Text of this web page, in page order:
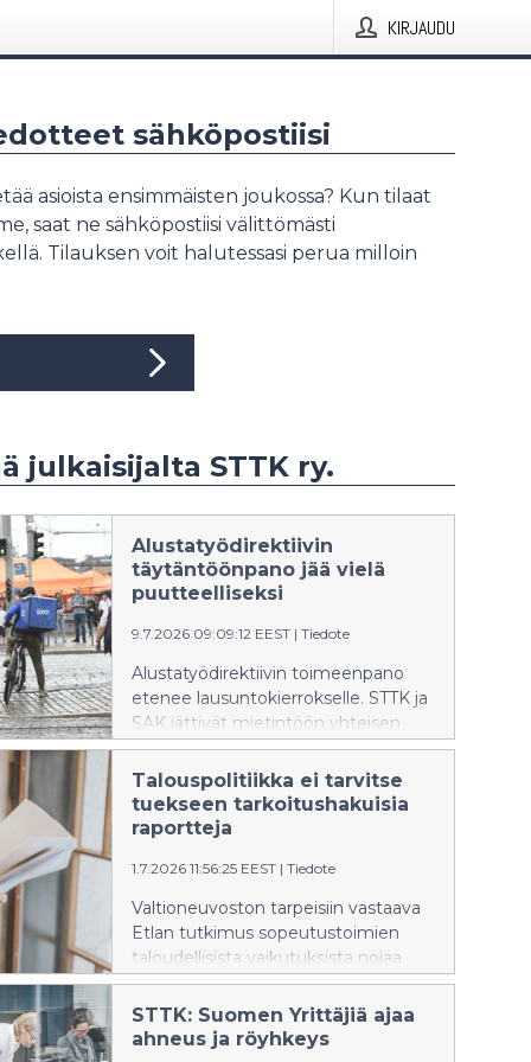
KIRJAUDU
sähköpostiisi
asioista ensimmäisten joukossa? Kun tilaat
saat ne sähköpostiisi välittömästi
Tilauksen voit halutessasi perua milloin
julkaisijalta STTK ry.
Alustatyödirektiivin
täytäntöönpano jää vielä
puutteelliseksi
9.7.2026 09:09:12 EEST | Tiedote
Alustatyödirektiivin toimeenpano
etenee lausuntokierrokselle. STTK ja
SAK jättivät mietintöön yhteisen
eriävän mielipiteen, sillä ehdotus ei
vastaa direktiivin tarkoitusta riittävällä
tavalla.
Talouspolitiikka ei tarvitse
tuekseen tarkoitushakuisia
raportteja
1.7.2026 11:56:25 EEST | Tiedote
Valtioneuvoston tarpeisiin vastaava
Etlan tutkimus sopeutustoimien
taloudellisista vaikutuksista nojaa
yksipuoliseen
tutkimuskirjallisuuteen, käyttää
heikosti syy-seuraussuhteiden
STTK: Suomen Yrittäjiä ajaa
ahneus ja röyhkeys